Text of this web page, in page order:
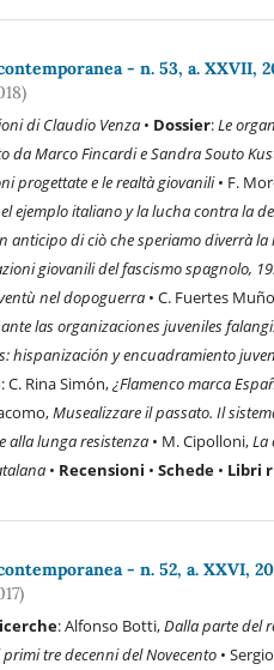
- n. 53, a. XXVII,
di Claudio Venza • Dossier:Le
da Marco Fincardi e Sandra Souto
progettate e le realtà giovanili• F.
ejemplo italiano y la lucha contra la
anticipo di ciò che speriamo diverrà
giovanili del fascismo spagnolo,
nel dopoguerra • C. Fuertes
las organizaciones juveniles
hispanización y encuadramiento
: C. Rina Simón,¿Flamenco marca
Musealizzare il passato. Il
alla lunga resistenza • M. Cipolloni,La
• Recensioni • Schede • Libri
- n. 52, a. XXVI,
: Alfonso Botti,Dalla parte del
tre decenni del Novecento •